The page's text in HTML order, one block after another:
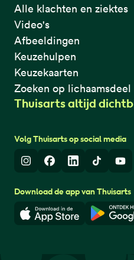
Alle klachten en ziektes
Video's
Afbeeldingen
Keuzehulpen
Keuzekaarten
Zoeken op lichaamsdeel
Thuisarts altijd
Volg Thuisarts op social media
InstagramFacebook
LinkedInTikTok
Download de app van Thuisarts
Download in de